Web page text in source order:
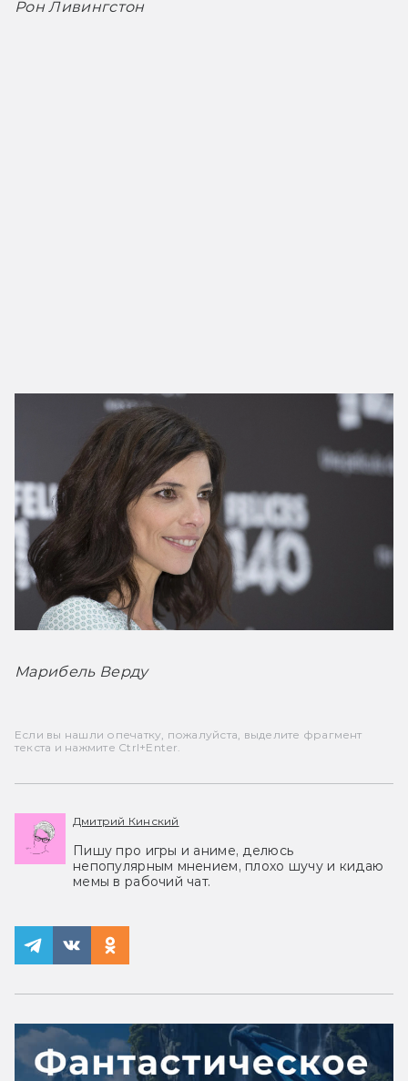
Рон Ливингстон
Марибель Верду
Если вы нашли опечатку, пожалуйста, выделите фрагмент
текста и нажмите Ctrl+Enter.
Дмитрий Кинский
Пишу про игры и аниме, делюсь
непопулярным мнением, плохо шучу и кидаю
мемы в рабочий чат.